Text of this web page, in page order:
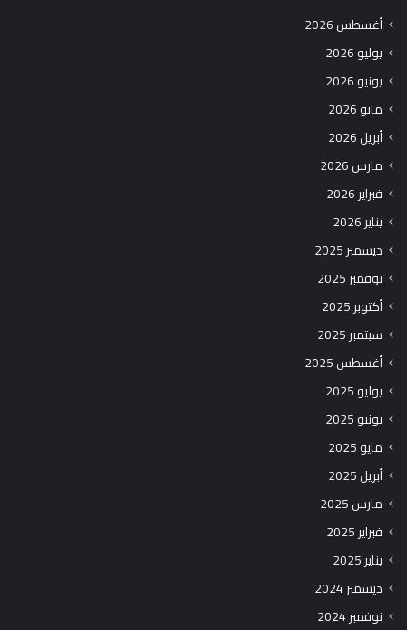
أغسطس 2026
يوليو 2026
يونيو 2026
مايو 2026
أبريل 2026
مارس 2026
فبراير 2026
يناير 2026
ديسمبر 2025
نوفمبر 2025
أكتوبر 2025
سبتمبر 2025
أغسطس 2025
يوليو 2025
يونيو 2025
مايو 2025
أبريل 2025
مارس 2025
فبراير 2025
يناير 2025
ديسمبر 2024
نوفمبر 2024